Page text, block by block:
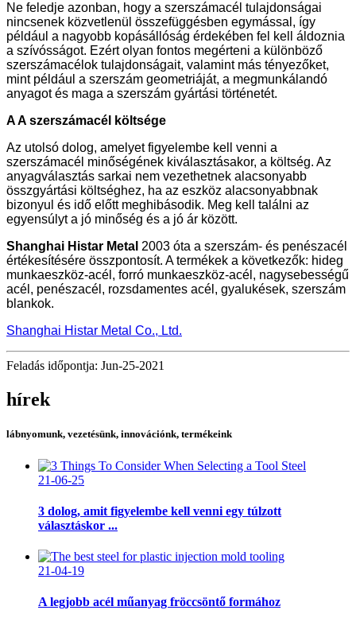
Ne feledje azonban, hogy a szerszámacél tulajdonságai
nincsenek közvetlenül összefüggésben egymással, így
például a nagyobb kopásállóság érdekében fel kell áldoznia
a szívósságot. Ezért olyan fontos megérteni a különböző
szerszámacélok tulajdonságait, valamint más tényezőket,
mint például a szerszám geometriáját, a megmunkálandó
anyagot és maga a szerszám gyártási történetét.
AA szerszámacél költsége
Az utolsó dolog, amelyet figyelembe kell venni a
szerszámacél minőségének kiválasztásakor, a költség. Az
anyagválasztás sarkai nem vezethetnek alacsonyabb
összgyártási költséghez, ha az eszköz alacsonyabbnak
bizonyul és idő előtt meghibásodik. Meg kell találni az
egyensúlyt a jó minőség és a jó ár között.
Shanghai Histar Metal 2003 óta a szerszám- és penészacél
értékesítésére összpontosít. A termékek a következők: hideg
munkaeszköz-acél, forró munkaeszköz-acél, nagysebességű
acél, penészacél, rozsdamentes acél, gyalukések, szerszám
blankok.
Shanghai Histar Metal Co., Ltd.
Feladás időpontja: Jun-25-2021
hírek
lábnyomunk, vezetésünk, innovációnk, termékeink
21-06-25
3 dolog, amit figyelembe kell venni egy túlzott
választáskor ...
21-04-19
A legjobb acél műanyag fröccsöntő formához